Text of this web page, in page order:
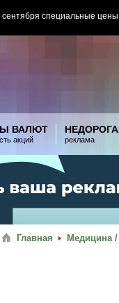
специальные
ВАЛЮТ
акций реклама
Главная Медицина